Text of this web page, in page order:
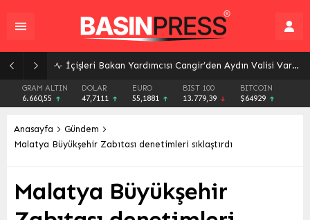
İçişleri Bakan Yardımcısı Cangir’den Aydın Valisi Varol’a Ziyaret: Güvenlik ve Koordinasyon Masada
GRAM ALTIN
6.660,55
DOLAR
47,7111
EURO
55,1881
BIST 100
13.779,39
BITCOIN
$64929
Anasayfa
Gündem
Malatya Büyükşehir Zabıtası denetimleri sıklaştırdı
Malatya Büyükşehir